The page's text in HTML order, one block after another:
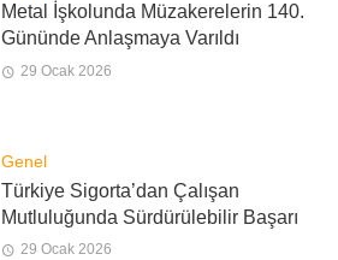
Metal İşkolunda Müzakerelerin 140.
Gününde Anlaşmaya Varıldı
29 Ocak 2026
Genel
Türkiye Sigorta’dan Çalışan
Mutluluğunda Sürdürülebilir Başarı
29 Ocak 2026